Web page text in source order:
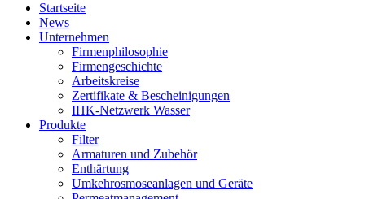
Startseite
News
Unternehmen
Firmenphilosophie
Firmengeschichte
Arbeitskreise
Zertifikate & Bescheinigungen
IHK-Netzwerk Wasser
Produkte
Filter
Armaturen und Zubehör
Enthärtung
Umkehrosmoseanlagen und Geräte